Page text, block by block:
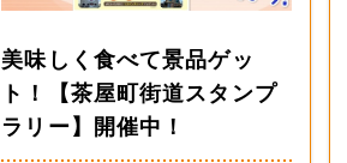
美味しく食べて景品ゲッ
ト！【茶屋町街道スタンプ
ラリー】開催中！